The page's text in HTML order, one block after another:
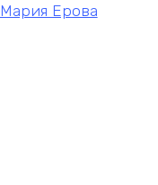
Мария Ерова